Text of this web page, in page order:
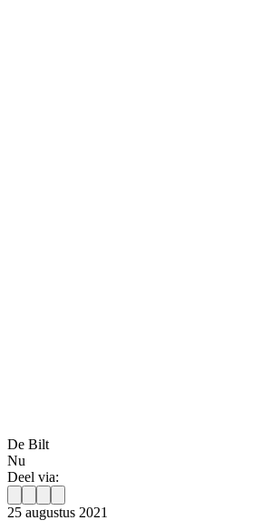
De Bilt
Nu
Deel via:
25 augustus 2021